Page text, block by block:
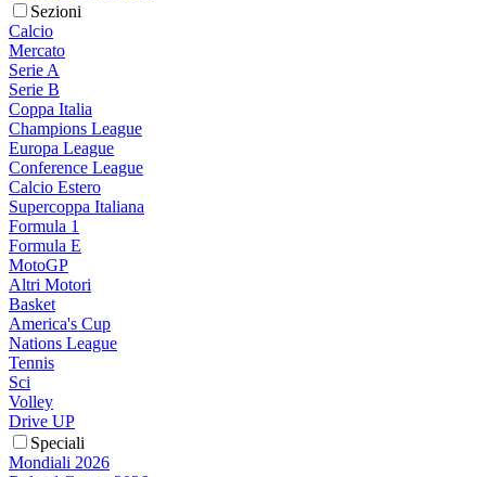
Sezioni
Calcio
Mercato
Serie A
Serie B
Coppa Italia
Champions League
Europa League
Conference League
Calcio Estero
Supercoppa Italiana
Formula 1
Formula E
MotoGP
Altri Motori
Basket
America's Cup
Nations League
Tennis
Sci
Volley
Drive UP
Speciali
Mondiali 2026